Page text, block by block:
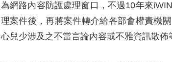
為網路內容防護處理窗口，不過10年來
理案件後，再將案件轉介給各部會權責機
心兒少涉及之不當言論內容或不雅資訊散佈